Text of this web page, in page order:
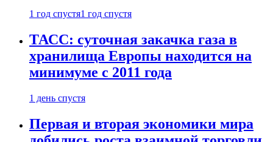
1 год спустя1 год спустя
ТАСС: суточная закачка газа в
хранилища Европы находится на
минимуме с 2011 года
1 день спустя
Первая и вторая экономики мира